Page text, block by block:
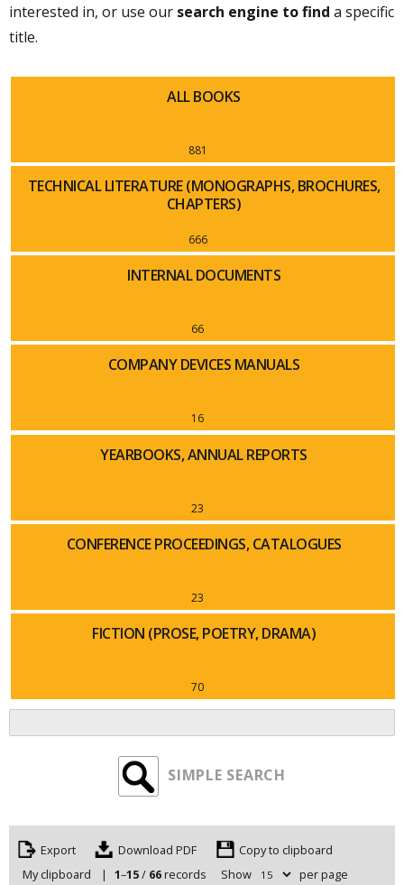
interested in, or use our search engine to find a specific
title.
ALL BOOKS
881
TECHNICAL LITERATURE (MONOGRAPHS, BROCHURES,
CHAPTERS)
666
INTERNAL DOCUMENTS
66
COMPANY DEVICES MANUALS
16
YEARBOOKS, ANNUAL REPORTS
23
CONFERENCE PROCEEDINGS, CATALOGUES
23
FICTION (PROSE, POETRY, DRAMA)
70
SIMPLE SEARCH
Export
Copy to clipboard
My clipboard
| 1–15/ 66records Show
per page